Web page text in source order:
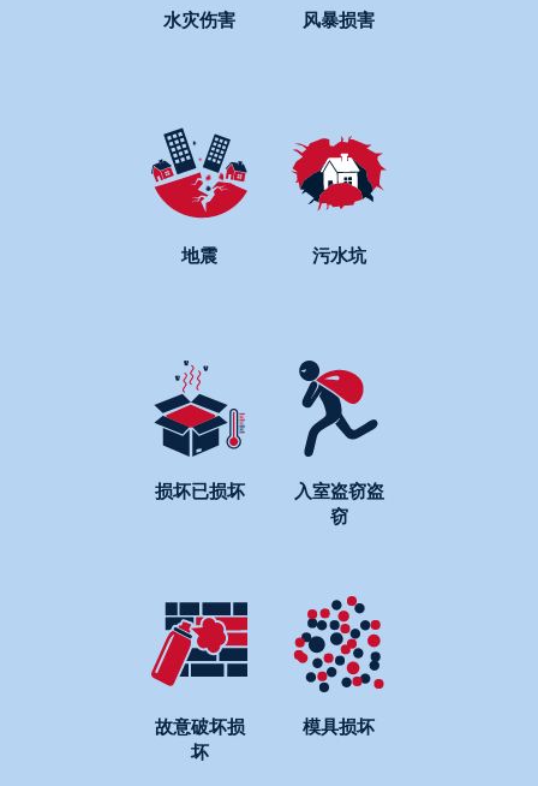
水灾伤害 风暴损害
地震 污水坑
损坏已损坏
入室盗窃盗
窃
故意破坏损
坏
模具损坏